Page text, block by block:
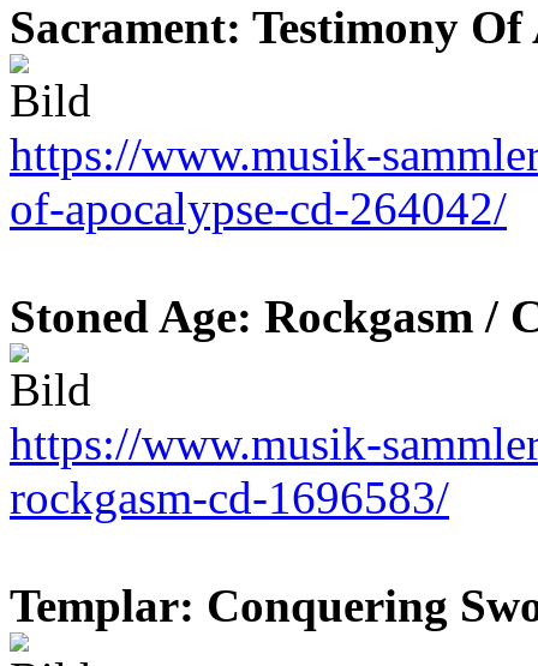
Sacrament: Testimony
https://www.musik-
of-apocalypse-cd-264042/
Stoned Age: Rockgasm /
https://www.musik-
rockgasm-cd-1696583/
Templar: Conquering